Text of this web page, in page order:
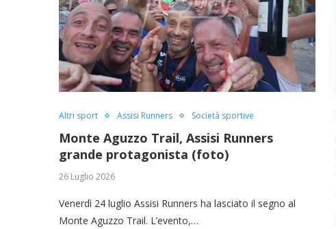
Altri sport Assisi Runners Società sportive
Monte Aguzzo Trail, Assisi Runners
grande protagonista (foto)
26 Luglio 2026
Venerdì 24 luglio Assisi Runners ha lasciato il segno al
Monte Aguzzo Trail. L’evento,…